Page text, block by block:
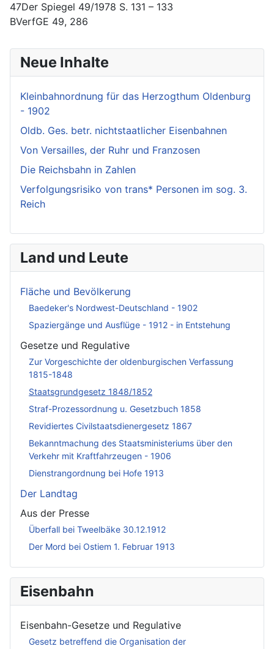
Neue Inhalte
Kleinbahnordnung für das Herzogthum Oldenburg
- 1902
Oldb. Ges. betr. nichtstaatlicher Eisenbahnen
Von Versailles, der Ruhr und Franzosen
Die Reichsbahn in Zahlen
Verfolgungsrisiko von trans* Personen im sog. 3.
Reich
Land und Leute
Fläche und Bevölkerung
Baedeker's Nordwest-Deutschland - 1902
Spaziergänge und Ausflüge - 1912 - in Entstehung
Gesetze und Regulative
Zur Vorgeschichte der oldenburgischen Verfassung
1815-1848
Staatsgrundgesetz 1848/1852
Straf-Prozessordnung u. Gesetzbuch 1858
Revidiertes Civilstaatsdienergesetz 1867
Bekanntmachung des Staatsministeriums über den
Verkehr mit Kraftfahrzeugen - 1906
Dienstrangordnung bei Hofe 1913
Der Landtag
Aus der Presse
Überfall bei Tweelbäke 30.12.1912
Der Mord bei Ostiem 1. Februar 1913
Eisenbahn
Eisenbahn-Gesetze und Regulative
Gesetz betreffend die Organisation der
47Der Spiegel 49/1978 S. 131 – 133
BVerfGE 49, 286